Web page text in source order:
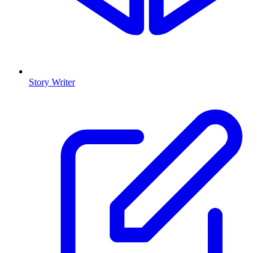
Story Writer